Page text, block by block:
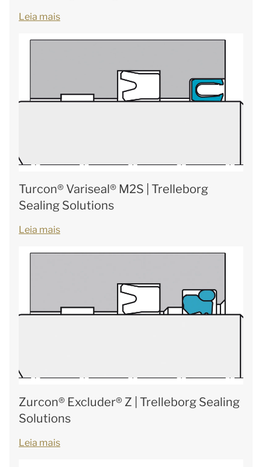
Leia mais
Turcon® Variseal® M2S | Trelleborg
Sealing Solutions
Leia mais
Zurcon® Excluder® Z | Trelleborg Sealing
Solutions
Leia mais